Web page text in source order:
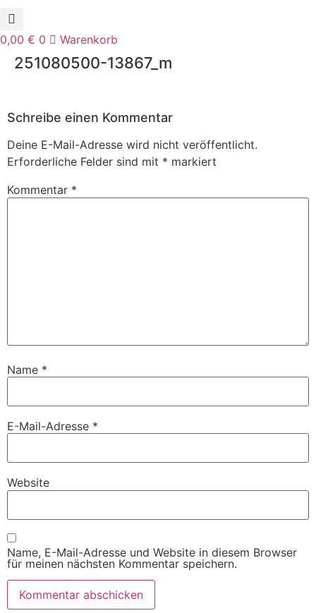
0,00 € 0 Warenkorb
251080500-13867_m
Schreibe einen Kommentar
Deine E-Mail-Adresse wird nicht veröffentlicht.
Erforderliche Felder sind mit * markiert
Kommentar *
Name *
E-Mail-Adresse *
Website
Name, E-Mail-Adresse und Website in diesem Browser
für meinen nächsten Kommentar speichern.